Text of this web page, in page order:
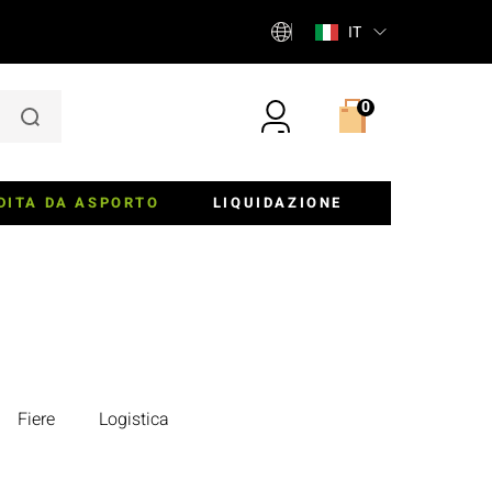
IT
0
DA ASPORTO
Panini E Torte
LIQUIDAZIONE
Fiere Logistica